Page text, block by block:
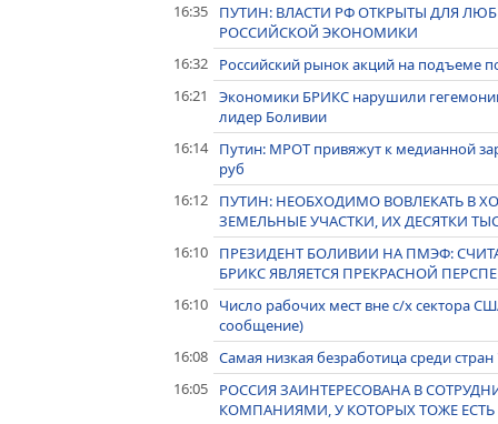
16:35
ПУТИН: ВЛАСТИ РФ ОТКРЫТЫ ДЛЯ
РОССИЙСКОЙ ЭКОНОМИКИ
16:32
Российский рынок акций на подъеме
16:21
Экономики БРИКС нарушили
лидер Боливии
16:14
Путин: МРОТ привяжут к медианной
руб
16:12
ПУТИН: НЕОБХОДИМО ВОВЛЕКАТЬ В
ЗЕМЕЛЬНЫЕ УЧАСТКИ, ИХ ДЕСЯТКИ
16:10
ПРЕЗИДЕНТ БОЛИВИИ НА ПМЭФ:
БРИКС ЯВЛЯЕТСЯ ПРЕКРАСНОЙ
16:10
Число рабочих мест вне с/х сектора
сообщение)
16:08 Самая низкая безработица среди
16:05
РОССИЯ ЗАИНТЕРЕСОВАНА В
КОМПАНИЯМИ, У КОТОРЫХ ТОЖЕ